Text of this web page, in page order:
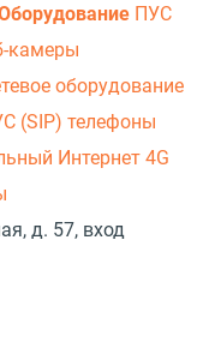
ПУС
камеры
оборудование
(SIP) телефоны
Интернет 4G
д. 57, вход